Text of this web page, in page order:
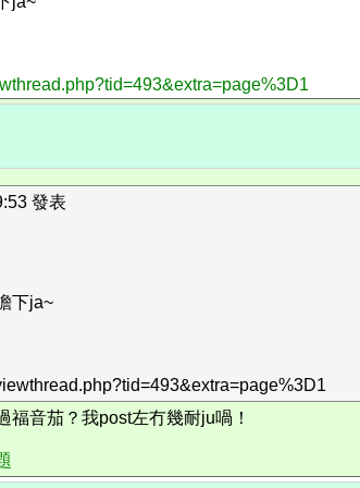
發表
下ja~
福音茄？我post左冇幾耐ju喎！